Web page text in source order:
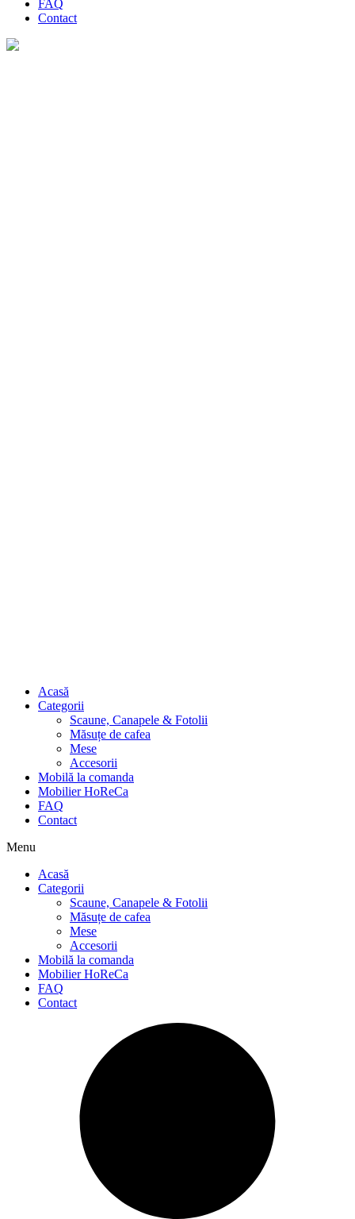
FAQ
Contact
Acasă
Categorii
Scaune, Canapele & Fotolii
Măsuțe de cafea
Mese
Accesorii
Mobilă la comanda
Mobilier HoReCa
FAQ
Contact
Menu
Acasă
Categorii
Scaune, Canapele & Fotolii
Măsuțe de cafea
Mese
Accesorii
Mobilă la comanda
Mobilier HoReCa
FAQ
Contact